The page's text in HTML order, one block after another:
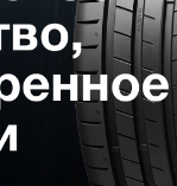
шин
давления шин